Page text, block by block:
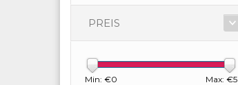
PREIS
Min: €0 Max: €5